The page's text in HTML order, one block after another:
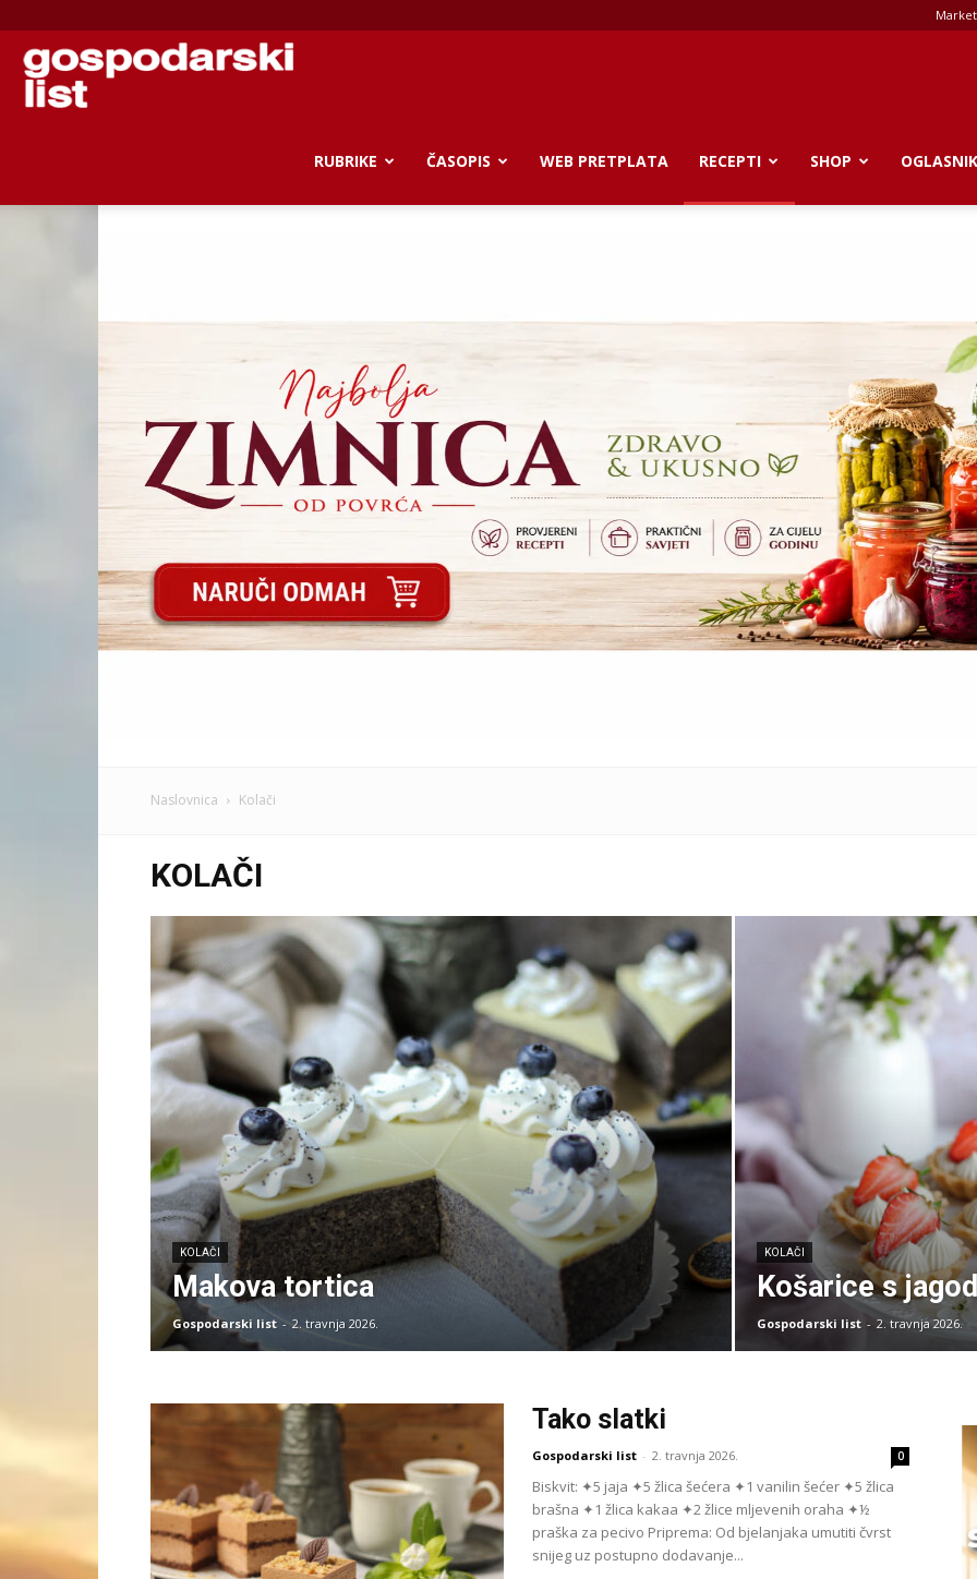
Gospodarski
RUBRIKE ČASOPIS WEB PRETPLATA RECEPTI SHOP OGLASNIK
Naslovnica Kolači
KOLAČI
KOLAČI
Makova tortica
Gospodarski list - 2. travnja 2026.
KOLAČI
Košarice s
Gospodarski list - 2. travnja 2026.
Tako slatki
Gospodarski list - 2. travnja 2026. 0
Biskvit: ✦5 jaja ✦5 žlica šećera ✦1 vanilin šećer ✦5 žlica
brašna ✦1 žlica kakaa ✦2 žlice mljevenih oraha ✦½
praška za pecivo Priprema: Od bjelanjaka umutiti čvrst
snijeg uz postupno dodavanje...